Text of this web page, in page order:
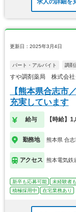
更新日：2025年3月4日
パート・アルバイト 調剤
すや調剤薬局 株式会社
【熊本県合志
充実しています
給与 【時給】
勤務地 熊本県 合志
アクセス 熊本電気鉄
新卒も応募可能 未経験者
積極採用中
在宅業務あり